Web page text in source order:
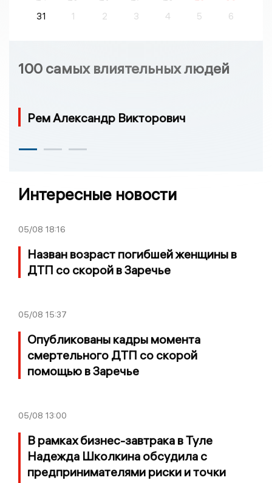
31
1 2 3 4 5 6
100 самых влиятельных людей
Рем Александр Викторович
Интересные новости
05/08 18:16
Назван возраст погибшей женщины в
ДТП со скорой в Заречье
05/08 15:37
Опубликованы кадры момента
смертельного ДТП со скорой
помощью в Заречье
05/08 13:00
В рамках бизнес-завтрака в Туле
Надежда Школкина обсудила с
предпринимателями риски и точки